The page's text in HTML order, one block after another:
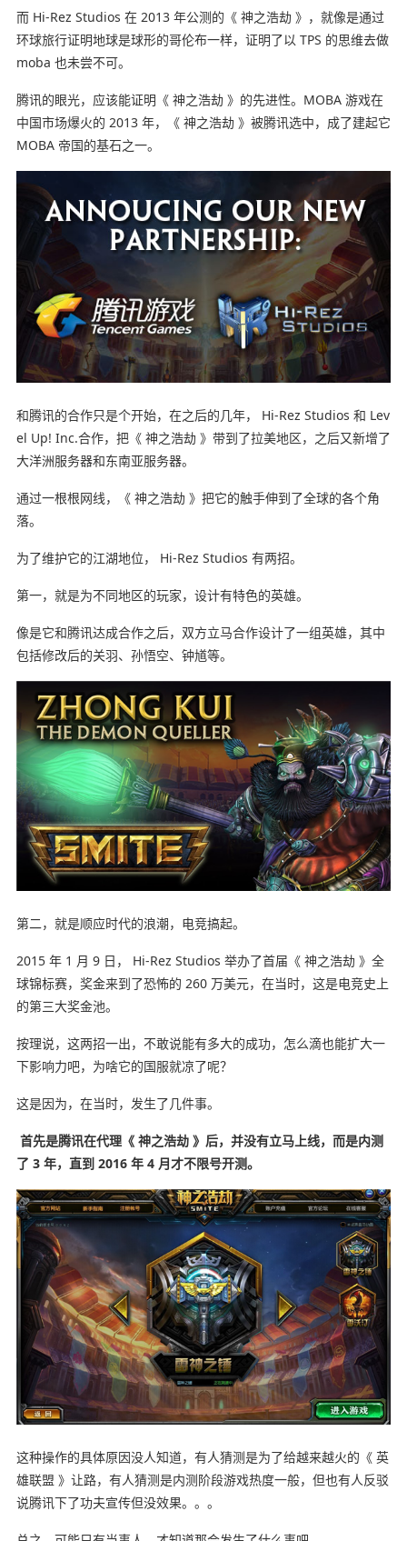
而 Hi-Rez Studios 在 2013 年公测的《 神之浩劫 》，就像是通过
环球旅行证明地球是球形的哥伦布一样，证明了以 TPS 的思维去做
moba 也未尝不可。
腾讯的眼光，应该能证明《 神之浩劫 》的先进性。MOBA 游戏在
中国市场爆火的 2013 年，《 神之浩劫 》被腾讯选中，成了建起它
MOBA 帝国的基石之一。
和腾讯的合作只是个开始，在之后的几年， Hi-Rez Studios 和 Lev
el Up! Inc.合作，把《 神之浩劫 》带到了拉美地区，之后又新增了
大洋洲服务器和东南亚服务器。
通过一根根网线，《 神之浩劫 》把它的触手伸到了全球的各个角
落。
为了维护它的江湖地位， Hi-Rez Studios 有两招。
第一，就是为不同地区的玩家，设计有特色的英雄。
像是它和腾讯达成合作之后，双方立马合作设计了一组英雄，其中
包括修改后的关羽、孙悟空、钟馗等。
第二，就是顺应时代的浪潮，电竞搞起。
2015 年 1 月 9 日， Hi-Rez Studios 举办了首届《 神之浩劫 》全
球锦标赛，奖金来到了恐怖的 260 万美元，在当时，这是电竞史上
的第三大奖金池。
按理说，这两招一出，不敢说能有多大的成功，怎么滴也能扩大一
下影响力吧，为啥它的国服就凉了呢？
这是因为，在当时，发生了几件事。
首先是腾讯在代理《 神之浩劫 》后，并没有立马上线，而是内测
了 3 年，直到 2016 年 4 月才不限号开测。
这种操作的具体原因没人知道，有人猜测是为了给越来越火的《 英
雄联盟 》让路，有人猜测是内测阶段游戏热度一般，但也有人反驳
说腾讯下了功夫宣传但没效果。。。